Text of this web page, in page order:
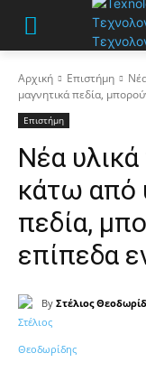
Αρχική Επιστήμη
μαγνητικά πεδία,
Επιστήμη
Νέα
κάτω από
πεδία,
επίπεδα
By Στέλιος